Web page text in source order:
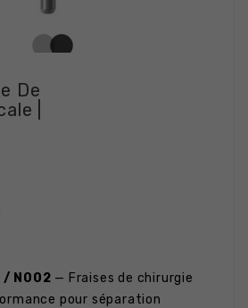
De
|
/ N002 — Fraises de chirurgie
pour séparation